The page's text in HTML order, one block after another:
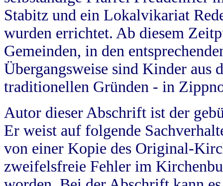
Stabitz und ein Lokalvikariat
wurden errichtet. Ab diesem
Gemeinden, in den
Übergangsweise sind Kinder aus
traditionellen Gründen - in
Autor dieser Abschrift ist der
Er weist auf folgende
von einer Kopie des Original-
zweifelsfreie Fehler im